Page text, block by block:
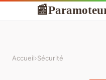
📰
Accueil›Sécurité